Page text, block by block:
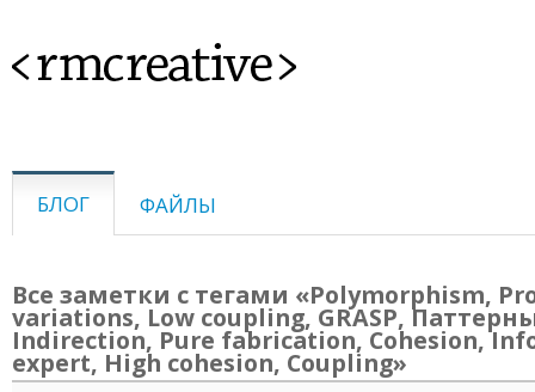
<rmcreative>
БЛОГ ФАЙЛЫ
Все заметки с тегами «Polymorphism,
variations, Low coupling, GRASP,
Indirection, Pure fabrication, Cohesion,
expert, High cohesion, Coupling»